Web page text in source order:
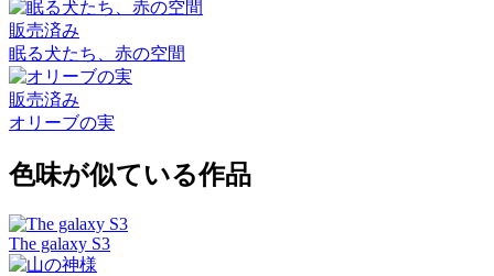
販売済み
眠る犬たち、赤の空間
販売済み
オリーブの実
色味が似ている作品
The galaxy S3